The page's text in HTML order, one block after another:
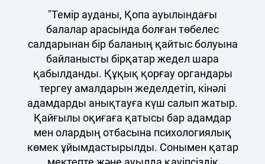
"Темір ауданы, Қопа ауылындағы
балалар арасында болған төбелес
салдарынан бір баланың қайтыс болуына
байланысты бірқатар жедел шара
қабылданды. Құқық қорғау органдары
тергеу амалдарын жеделдетіп, кінәлі
адамдарды анықтауға күш салып жатыр.
Қайғылы оқиғаға қатысы бар адамдар
мен олардың отбасына психологиялық
көмек ұйымдастырылды. Сонымен қатар